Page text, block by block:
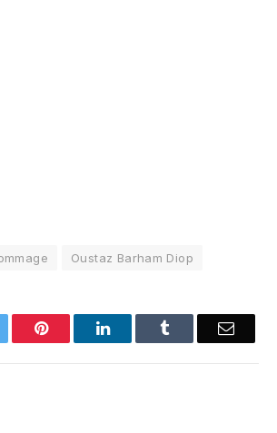
Oustaz Barham Diop
Pinterest LinkedInTumblr Email